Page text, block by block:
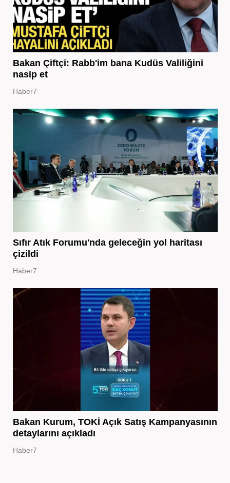
Bakan Çiftçi: Rabb'im bana Kudüs Valiliğini
nasip et
Haber7
Sıfır Atık Forumu'nda geleceğin yol haritası
çizildi
Haber7
Bakan Kurum, TOKİ Açık Satış Kampanyasının
detaylarını açıkladı
Haber7